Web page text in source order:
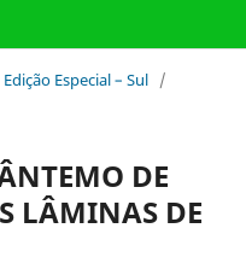
Especial – Sul /
DE
LÂMINAS DE